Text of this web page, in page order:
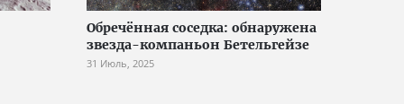
Обречённая соседка: обнаружена
звезда-компаньон Бетельгейзе
31 Июль, 2025